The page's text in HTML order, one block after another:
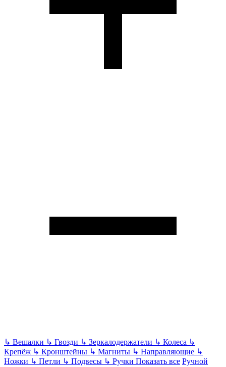
↳ Вешалки ↳ Гвозди ↳ Зеркалодержатели ↳ Колеса ↳
Крепёж ↳ Кронштейны ↳ Магниты ↳ Направляющие ↳
Ножки ↳ Петли ↳ Подвесы ↳ Ручки Показать все Ручной